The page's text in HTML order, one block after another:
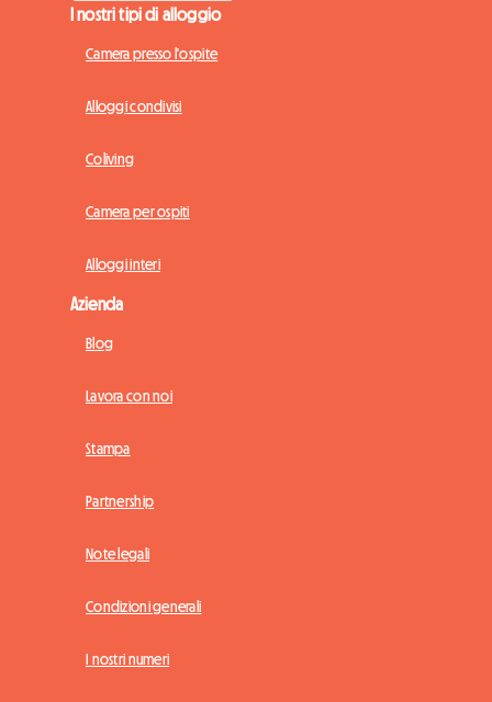
I nostri tipi di alloggio
Camera presso l'ospite
Alloggi condivisi
Coliving
Camera per ospiti
Alloggi interi
Azienda
Blog
Lavora con noi
Stampa
Partnership
Note legali
Condizioni generali
I nostri numeri